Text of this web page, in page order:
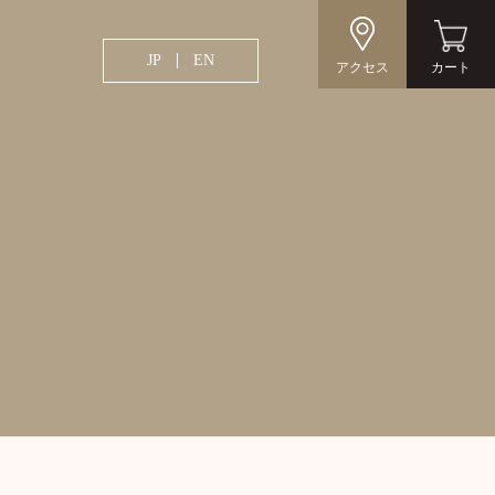
JP EN アクセス カート